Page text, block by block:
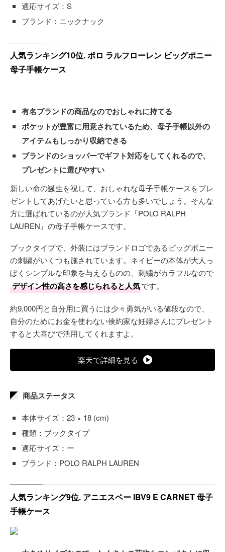
適応サイズ：S
ブランド：ニックナック
人気ランキング10位. ポロ ラルフローレン ビッグポニー
母子手帳ケース
有名ブランドの商品なのでおしゃれに持てる
ポケットが豊富に用意されているため、母子手帳以外の
アイテムもしっかり収納できる
ブランドのショッパーでギフト対応をしてくれるので、
プレゼントに選びやすい
新しい命の誕生を祝して、おしゃれな母子手帳ケースをプレ
ゼントしてあげたいと思っている方も多いでしょう。そんな
方に選ばれているのが人気ブランド『POLO RALPH
LAUREN』の母子手帳ケースです。
ブックタイプで、外装にはブランドロゴであるビッグポニー
の刺繍がいくつも施されています。ネイビーの本体が大人っ
ぽくシンプルな印象を与えるものの、刺繍がカラフルなので
デザイン性の高さを感じられると人気です。
約9,000円と自分用に買うには少々勇気がいる値段なので、
自分のためにお金を使わない倹約家な妊婦さんにプレゼント
すると大喜びで活用してくれますよ。
楽天で詳細を見る
商品ステータス
本体サイズ：23 × 18 (cm)
種類：ブックタイプ
適応サイズ：ー
ブランド：POLO RALPH LAUREN
人気ランキング9位. アニエスベー IBV9 E CARNET 母子
手帳ケース